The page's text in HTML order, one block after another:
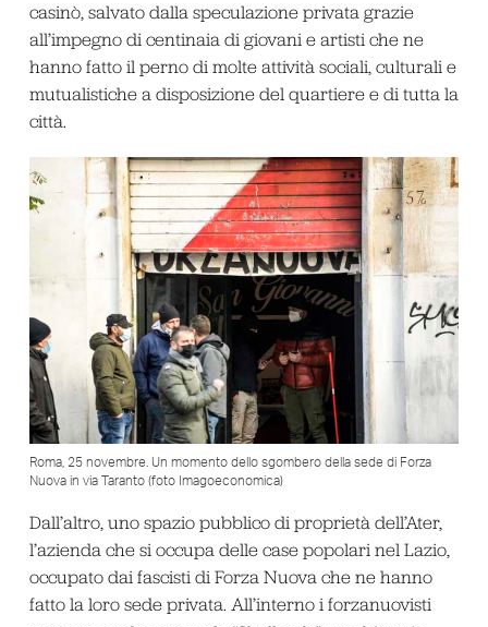
casinò, salvato dalla speculazione privata grazie
all’impegno di centinaia di giovani e artisti che ne
hanno fatto il perno di molte attività sociali, culturali e
mutualistiche a disposizione del quartiere e di tutta la
città.
Roma, 25 novembre. Un momento dello sgombero della sede di Forza
Nuova in via Taranto (foto Imagoeconomica)
Dall’altro, uno spazio pubblico di proprietà dell’Ater,
l’azienda che si occupa delle case popolari nel Lazio,
occupato dai fascisti di Forza Nuova che ne hanno
fatto la loro sede privata. All’interno i forzanuovisti